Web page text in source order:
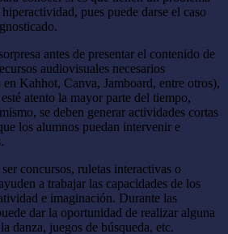
pues puede darse el caso
antes de presentar el contenido de
audiovisuales necesarios
Kahhot, Canva, Jamboard, entre otros),
atento la mayor parte del tiempo,
se deben generar actividades cortas
los alumnos puedan intervenir e
concursos, ruletas interactivas o
a trabajar las capacidades de los
e imaginación. Durante las
dar la oportunidad de realizar alguna
danza, juegos de búsqueda, etc.